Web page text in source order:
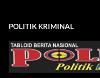
POLITIK KRIMINAL